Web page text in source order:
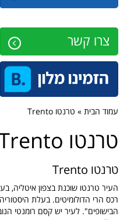
צרו קשר
עמוד הבית » טרנטו Trento
טרנטו Trento
טרנטו Trento
העיר טרנטו שוכנת בצפון איטליה,
רכס הרי הדולומיטים. בעלת